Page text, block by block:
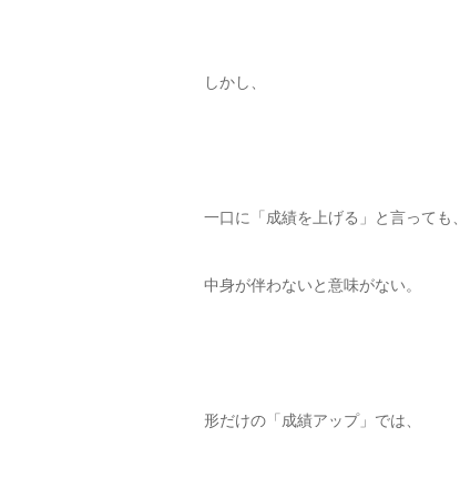
しかし、
一口に「成績を上げる」と言っても、
中身が伴わないと意味がない。
形だけの「成績アップ」では、